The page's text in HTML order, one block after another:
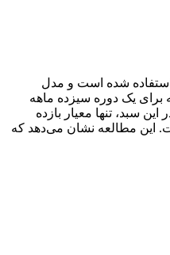
شده است و مدل
یک دوره سیزده ماهه
سبد، تنها معیار بازده
این مطالعه نشان می‌دهد که